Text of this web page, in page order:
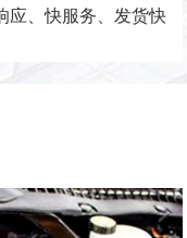
应、快服务、发货快